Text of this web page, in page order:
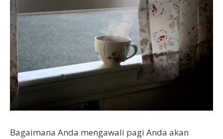
Bagaimana Anda mengawali pagi Anda akan